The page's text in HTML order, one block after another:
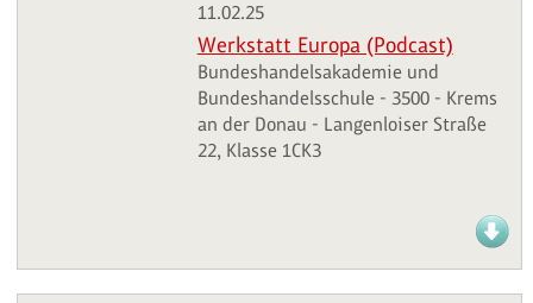
11.02.25
Werkstatt Europa (Podcast)
Bundeshandelsakademie und
Bundeshandelsschule - 3500 - Krems
an der Donau - Langenloiser Straße
22, Klasse 1CK3